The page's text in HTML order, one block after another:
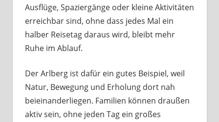
Ausflüge, Spaziergänge oder kleine Aktivitäten
erreichbar sind, ohne dass jedes Mal ein
halber Reisetag daraus wird, bleibt mehr
Ruhe im Ablauf.
Der Arlberg ist dafür ein gutes Beispiel, weil
Natur, Bewegung und Erholung dort nah
beieinanderliegen. Familien können draußen
aktiv sein, ohne jeden Tag ein großes